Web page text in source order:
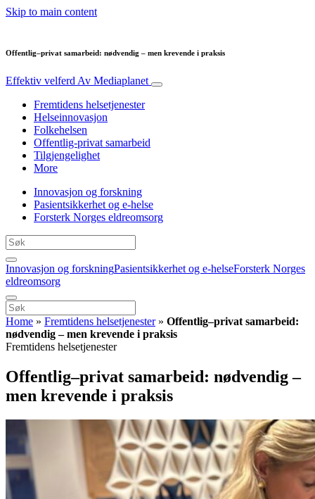
Skip to main content
Offentlig–privat samarbeid: nødvendig – men krevende i praksis
Effektiv velferd Av Mediaplanet
Fremtidens helsetjenester
Helseinnovasjon
Folkehelsen
Offentlig-privat samarbeid
Tilgjengelighet
More
Innovasjon og forskning
Pasientsikkerhet og e-helse
Forsterk Norges eldreomsorg
Innovasjon og forskningPasientsikkerhet og e-helseForsterk Norges
eldreomsorg
Home » Fremtidens helsetjenester» Offentlig–privat samarbeid:
nødvendig – men krevende i praksis
Fremtidens helsetjenester
Offentlig–privat samarbeid: nødvendig –
men krevende i praksis